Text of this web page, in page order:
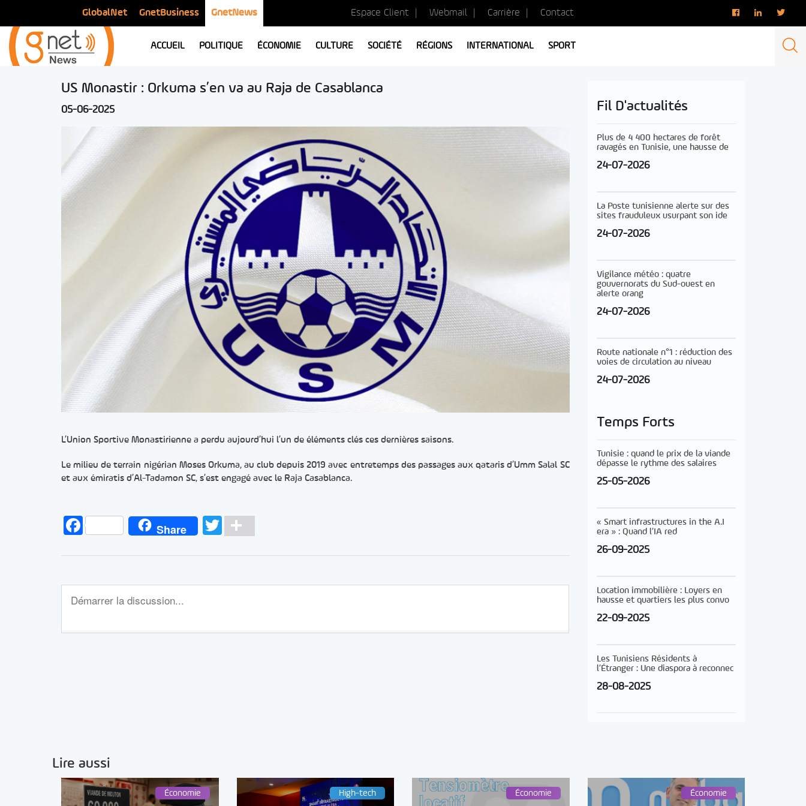
GlobalNet GnetBusiness GnetNews Espace Client Webmail Carrière Contact
ACCUEIL POLITIQUE ÉCONOMIE CULTURE SOCIÉTÉ RÉGIONS INTERNATIONAL SPORT
US Monastir : Orkuma s’en va au Raja de Casablanca
05-06-2025
L’Union Sportive Monastirienne a perdu aujourd’hui l’un de éléments clés ces dernières saisons.
Le milieu de terrain nigérian Moses Orkuma, au club depuis 2019 avec entretemps des passages aux qataris d’Umm Salal SC
et aux émiratis d’Al-Tadamon SC, s’est engagé avec le Raja Casablanca.
FacebookShare TwitterPartager
Fil D'actualités
Plus de 4 400 hectares de forêt
ravagés en Tunisie, une hausse de
24-07-2026
La Poste tunisienne alerte sur des
sites frauduleux usurpant son ide
24-07-2026
Vigilance météo : quatre
gouvernorats du Sud-ouest en
alerte orang
24-07-2026
Route nationale n°1 : réduction des
voies de circulation au niveau
24-07-2026
Temps Forts
Tunisie : quand le prix de la viande
dépasse le rythme des salaires
25-05-2026
« Smart infrastructures in the A.I
era » : Quand l’IA red
26-09-2025
Location immobilière : Loyers en
hausse et quartiers les plus convo
22-09-2025
Les Tunisiens Résidents à
l’Étranger : Une diaspora à reconnec
28-08-2025
Lire aussi
Économie High-tech Économie Économie